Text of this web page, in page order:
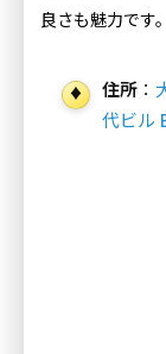
良さも魅力です。
住所 ：
代ビル